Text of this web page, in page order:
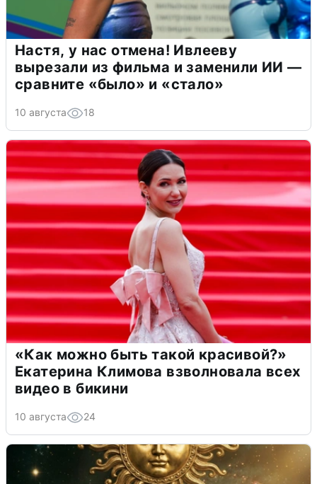
Настя, у нас отмена! Ивлееву
вырезали из фильма и заменили ИИ —
сравните «было» и «стало»
10 августа 18
«Как можно быть такой красивой?»
Екатерина Климова взволновала всех
видео в бикини
10 августа 24